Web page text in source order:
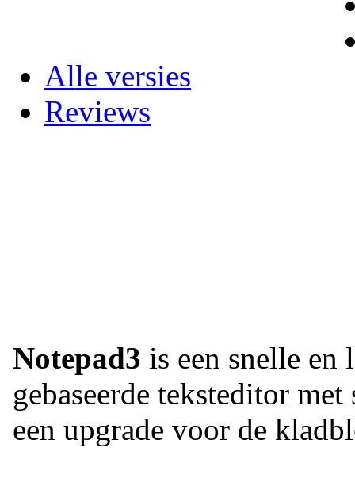
Alle versies
Reviews
Notepad3 is een snelle
gebaseerde teksteditor
een upgrade voor de